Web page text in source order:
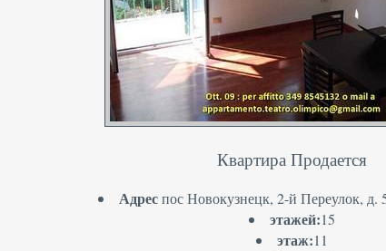
Квартира Продается
Адреспос Новокузнецк, 2-й Переулок, д.
этажей:15
этаж:11